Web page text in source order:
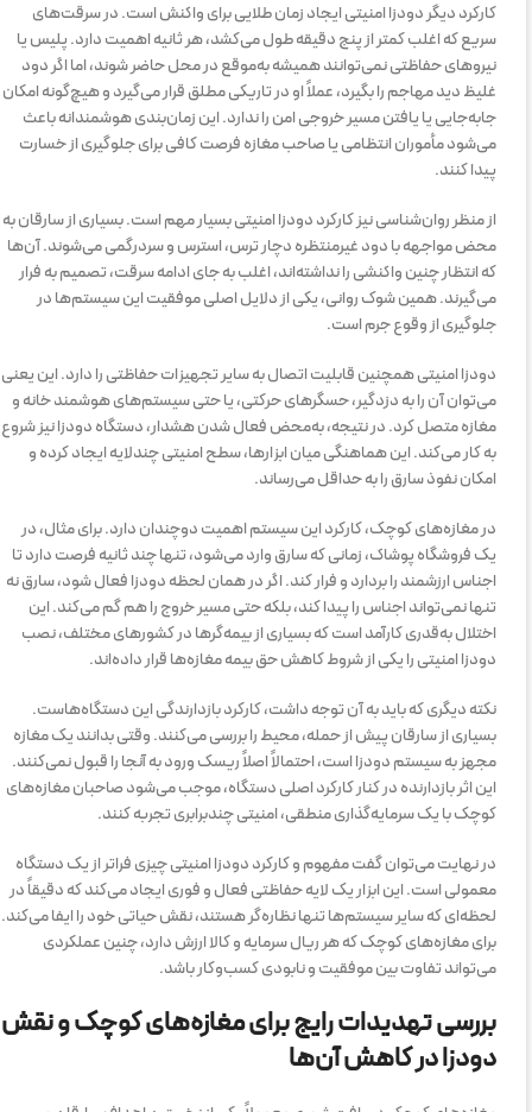
کارکرد دیگر دودزا امنیتی ایجاد زمان طلایی برای واکنش است. در سرقت‌های
سریع که اغلب کمتر از پنج دقیقه طول می‌کشد، هر ثانیه اهمیت دارد. پلیس یا
نیروهای حفاظتی نمی‌توانند همیشه به‌موقع در محل حاضر شوند، اما اگر دود
غلیظ دید مهاجم را بگیرد، عملاً او در تاریکی مطلق قرار می‌گیرد و هیچ‌گونه امکان
جابه‌جایی یا یافتن مسیر خروجی امن را ندارد. این زمان‌بندی هوشمندانه باعث
می‌شود مأموران انتظامی یا صاحب مغازه فرصت کافی برای جلوگیری از خسارت
پیدا کنند.
از منظر روان‌شناسی نیز کارکرد دودزا امنیتی بسیار مهم است. بسیاری از سارقان به
محض مواجهه با دود غیرمنتظره دچار ترس، استرس و سردرگمی می‌شوند. آن‌ها
که انتظار چنین واکنشی را نداشته‌اند، اغلب به جای ادامه سرقت، تصمیم به فرار
می‌گیرند. همین شوک روانی، یکی از دلایل اصلی موفقیت این سیستم‌ها در
جلوگیری از وقوع جرم است.
دودزا امنیتی همچنین قابلیت اتصال به سایر تجهیزات حفاظتی را دارد. این یعنی
می‌توان آن را به دزدگیر، حسگرهای حرکتی، یا حتی سیستم‌های هوشمند خانه و
مغازه متصل کرد. در نتیجه، به‌محض فعال شدن هشدار، دستگاه دودزا نیز شروع
به کار می‌کند. این هماهنگی میان ابزارها، سطح امنیتی چندلایه ایجاد کرده و
امکان نفوذ سارق را به حداقل می‌رساند.
در مغازه‌های کوچک، کارکرد این سیستم اهمیت دوچندان دارد. برای مثال، در
یک فروشگاه پوشاک، زمانی که سارق وارد می‌شود، تنها چند ثانیه فرصت دارد تا
اجناس ارزشمند را بردارد و فرار کند. اگر در همان لحظه دودزا فعال شود، سارق نه
تنها نمی‌تواند اجناس را پیدا کند، بلکه حتی مسیر خروج را هم گم می‌کند. این
اختلال به‌قدری کارآمد است که بسیاری از بیمه‌گرها در کشورهای مختلف، نصب
دودزا امنیتی را یکی از شروط کاهش حق بیمه مغازه‌ها قرار داده‌اند.
نکته دیگری که باید به آن توجه داشت، کارکرد بازدارندگی این دستگاه‌هاست.
بسیاری از سارقان پیش از حمله، محیط را بررسی می‌کنند. وقتی بدانند یک مغازه
مجهز به سیستم دودزا است، احتمالاً اصلاً ریسک ورود به آنجا را قبول نمی‌کنند.
این اثر بازدارنده در کنار کارکرد اصلی دستگاه، موجب می‌شود صاحبان مغازه‌های
کوچک با یک سرمایه‌گذاری منطقی، امنیتی چندبرابری تجربه کنند.
در نهایت می‌توان گفت مفهوم و کارکرد دودزا امنیتی چیزی فراتر از یک دستگاه
معمولی است. این ابزار یک لایه حفاظتی فعال و فوری ایجاد می‌کند که دقیقاً در
لحظه‌ای که سایر سیستم‌ها تنها نظاره‌گر هستند، نقش حیاتی خود را ایفا می‌کند.
برای مغازه‌های کوچک که هر ریال سرمایه و کالا ارزش دارد، چنین عملکردی
می‌تواند تفاوت بین موفقیت و نابودی کسب‌وکار باشد.
بررسی تهدیدات رایج برای مغازه‌های کوچک و نقش
دودزا در کاهش آن‌ها